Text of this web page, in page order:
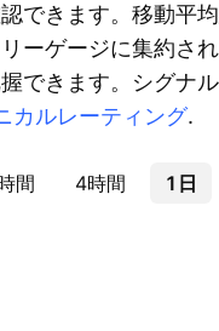
できます。移動平均
ーゲージに集約さ
できます。シグナ
カルレーティング.
間 4時間 1日